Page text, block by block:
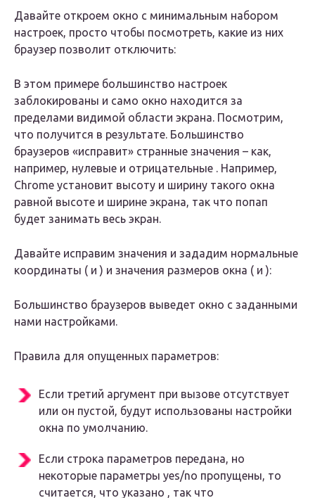
Давайте откроем окно с минимальным набором
настроек, просто чтобы посмотреть, какие из них
браузер позволит отключить:
В этом примере большинство настроек
заблокированы и само окно находится за
пределами видимой области экрана. Посмотрим,
что получится в результате. Большинство
браузеров «исправит» странные значения – как,
например, нулевые и отрицательные . Например,
Chrome установит высоту и ширину такого окна
равной высоте и ширине экрана, так что попап
будет занимать весь экран.
Давайте исправим значения и зададим нормальные
координаты ( и ) и значения размеров окна ( и ):
Большинство браузеров выведет окно с заданными
нами настройками.
Правила для опущенных параметров:
Если третий аргумент при вызове отсутствует
или он пустой, будут использованы настройки
окна по умолчанию.
Если строка параметров передана, но
некоторые параметры yes/no пропущены, то
считается, что указано , так что